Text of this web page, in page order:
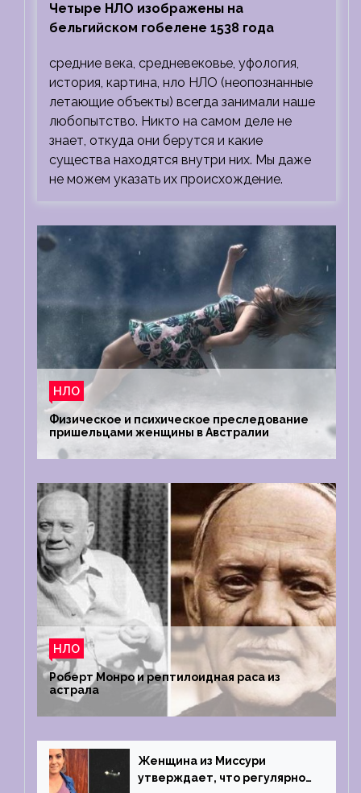
Четыре НЛО изображены на
бельгийском гобелене 1538 года
средние века, средневековье, уфология,
история, картина, нло НЛО (неопознанные
летающие объекты) всегда занимали наше
любопытство. Никто на самом деле не
знает, откуда они берутся и какие
существа находятся внутри них. Мы даже
не можем указать их происхождение.
НЛО
Физическое и психическое преследование
пришельцами женщины в Австралии
НЛО
Роберт Монро и рептилоидная раса из
астрала
Женщина из Миссури
утверждает, что регулярно